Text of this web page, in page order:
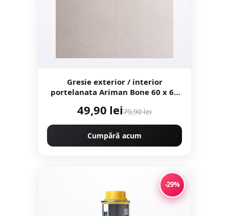
Gresie exterior / interior
portelanata Ariman Bone 60 x 60
49,90 lei79,90 lei
Cumpără acum
-29%